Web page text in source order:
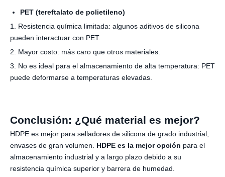
PET (tereftalato de polietileno)
1. Resistencia química limitada: algunos aditivos de silicona
pueden interactuar con PET.
2. Mayor costo: más caro que otros materiales.
3. No es ideal para el almacenamiento de alta temperatura: PET
puede deformarse a temperaturas elevadas.
Conclusión: ¿Qué material es mejor?
HDPE es mejor para selladores de silicona de grado industrial,
envases de gran volumen. HDPE es la mejor opción para el
almacenamiento industrial y a largo plazo debido a su
resistencia química superior y barrera de humedad.